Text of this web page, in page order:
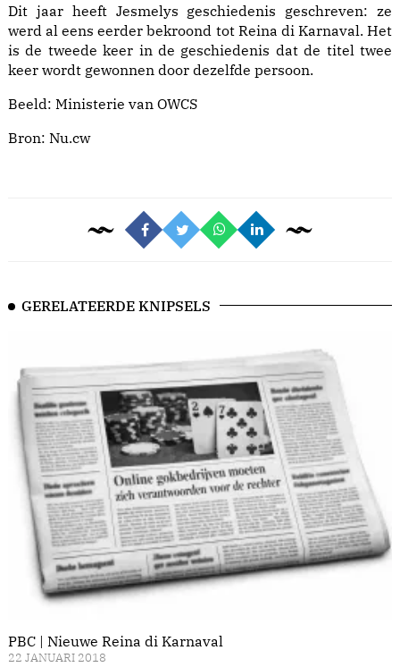
Dit jaar heeft Jesmelys geschiedenis geschreven: ze
werd al eens eerder bekroond tot Reina di Karnaval. Het
is de tweede keer in de geschiedenis dat de titel twee
keer wordt gewonnen door dezelfde persoon.
Beeld: Ministerie van OWCS
Bron: Nu.cw
GERELATEERDE KNIPSELS
PBC | Nieuwe Reina di Karnaval
22 JANUARI 2018